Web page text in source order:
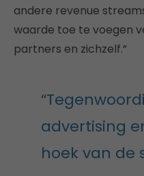
andere revenue
waarde toe te voegen
partners en zichzelf.”
advertising
hoek van de